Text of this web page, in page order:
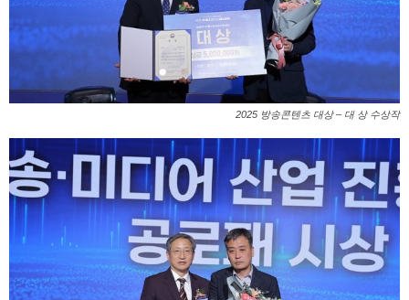
2025 방송콘텐츠 대상 – 대 상 수상작